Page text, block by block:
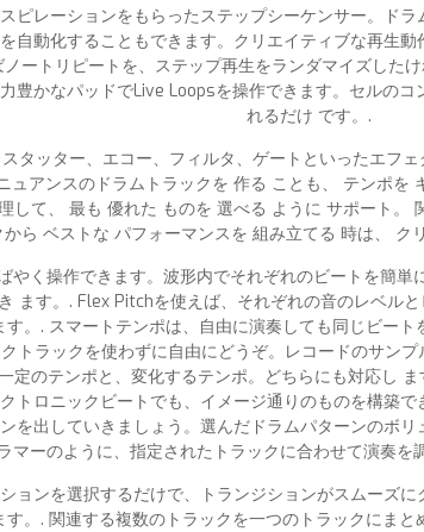
ピレーションをもらったステップシーケンサー。ド
自動化することもできます。クリエイティブな再生
ートリピートを、ステップ再生をランダマイズし
豊かなパッドでLive Loopsを操作できます。セルの
れるだけ です。.
タッター、エコー、フィルタ、ゲートといったエフ
アンスのドラムトラックを 作る ことも、 テンポ
して、 最も 優れた ものを 選べる ように サポート
ら ベストな パフォーマンスを 組み立てる 時は、
く操作できます。波形内でそれぞれのビートを簡
ます。. Flex Pitchを使えば、それぞれの音のレベル
。. スマートテンポは、自由に演奏しても同じビー
トラックを使わずに自由にどうぞ。レコードのサン
定のテンポと、変化するテンポ。どちらにも対応し
トロニックビートでも、イメージ通りのものを構築
を出していきましょう。選んだドラムパターンのボ
マーのように、指定されたトラックに合わせて演奏を
ョンを選択するだけで、トランジションがスムーズ
。. 関連する複数のトラックを一つのトラックにま